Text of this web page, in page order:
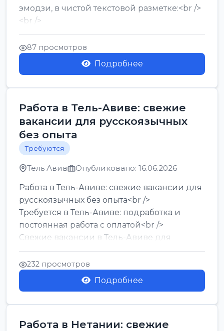
эмодзи, в чистой текстовой разметке:<br />
<br />
Работа в Нетании на мебельном
производстве: требу...
87 просмотров
Подробнее
Работа в Тель-Авиве: свежие
вакансии для русскоязычных
без опыта
Требуются
Тель Авив Опубликовано: 16.06.2026
Работа в Тель-Авиве: свежие вакансии для
русскоязычных без опыта<br />
Требуется в Тель-Авиве: подработка и
постоянная работа с оплатой<br />
Свежие вакансии в Тель-Авиве для
мужчин и женщин от хозя...
232 просмотров
Подробнее
Работа в Нетании: свежие